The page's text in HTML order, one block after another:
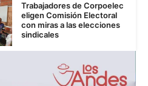
Trabajadores de Corpoelec
eligen Comisión Electoral
con miras a las elecciones
sindicales